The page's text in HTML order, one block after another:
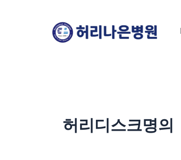
허리디스크명의